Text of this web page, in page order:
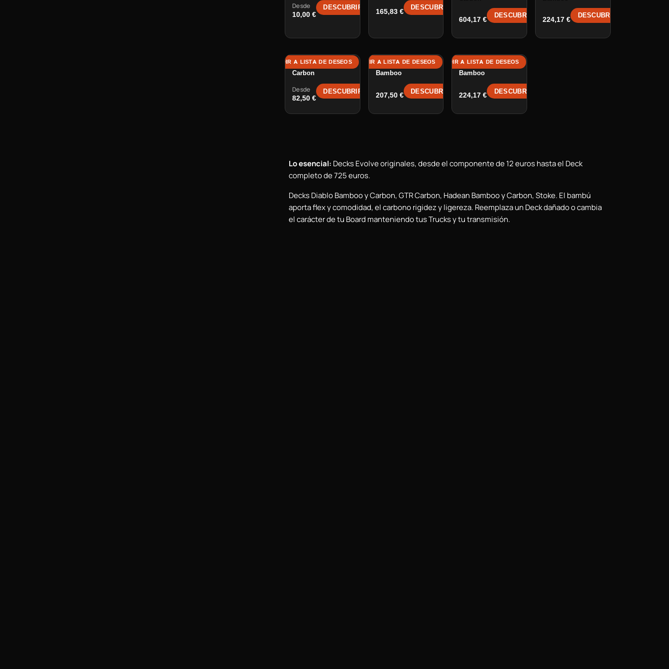
Desde
10,00 €
DESCUBRIR → 165,83€ DESCUBRIR →
604,17 € DESCUBRIR → 224,17 € DESCUBRIR →
Deck Hadean
Carbon
Desde
82,50 €
DESCUBRIR →
AÑADIR A LISTA DE DESEOS
Deck Hadean
Bamboo
207,50€ DESCUBRIR →
AÑADIR A LISTA DE DESEOS
Deck GTR 2
Bamboo
224,17 € DESCUBRIR →
AÑADIR A LISTA DE DESEOS
Lo esencial: Decks Evolve originales, desde el componente de 12 euros hasta el Deck
completo de 725 euros.
Decks Diablo Bamboo y Carbon, GTR Carbon, Hadean Bamboo y Carbon, Stoke. El bambú
aporta flex y comodidad, el carbono rigidez y ligereza. Reemplaza un Deck dañado o cambia
el carácter de tu Board manteniendo tus Trucks y tu transmisión.